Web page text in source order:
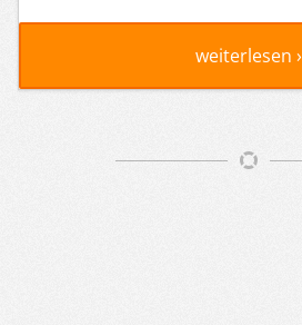
weiterlesen ›